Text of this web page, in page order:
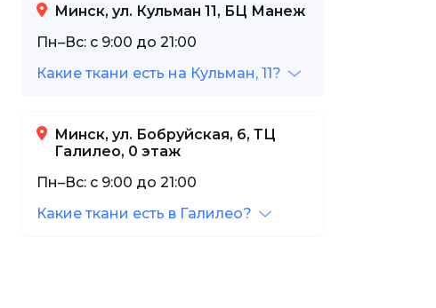
Минск, ул. Кульман 11, БЦ Манеж
Пн–Вс: с 9:00 до 21:00
Какие ткани есть на Кульман, 11?
Минск, ул. Бобруйская, 6, ТЦ
Галилео, 0 этаж
Пн–Вс: с 9:00 до 21:00
Какие ткани есть в Галилео?